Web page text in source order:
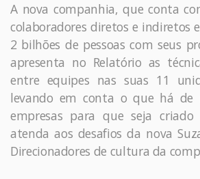
A nova companhia, que conta
colaboradores diretos e indiretos
2 bilhões de pessoas com seus
apresenta no Relatório as
entre equipes nas suas 11
levando em conta o que há de
empresas para que seja
atenda aos desafios da nova
Direcionadores de cultura da